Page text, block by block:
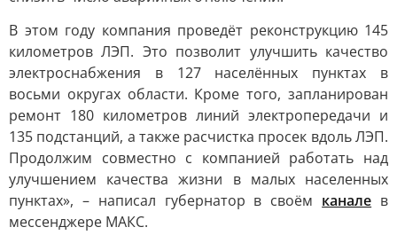
В этом году компания проведёт реконструкцию 145
километров ЛЭП. Это позволит улучшить качество
электроснабжения в 127 населённых пунктах в
восьми округах области. Кроме того, запланирован
ремонт 180 километров линий электропередачи и
135 подстанций, а также расчистка просек вдоль ЛЭП.
Продолжим совместно с компанией работать над
улучшением качества жизни в малых населенных
пунктах», – написал губернатор в своём канале в
мессенджере МАКС.